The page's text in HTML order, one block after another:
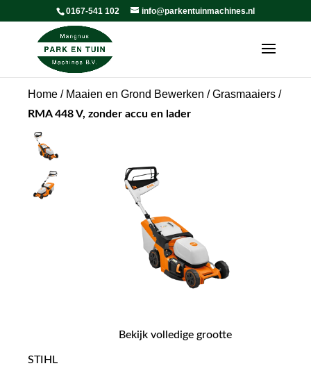
0167-541 102 info@parkentuinmachines.nl
Home / Maaien en Grond Bewerken /Grasmaaiers /
RMA 448 V, zonder accu en lader
Bekijk volledige grootte
STIHL